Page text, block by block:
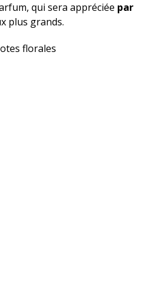
qui sera appréciée par
plus grands.
florales